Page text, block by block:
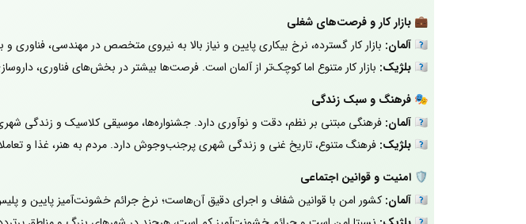
💼 بازار کار و فرصت‌های شغلی
🇩🇪 آلمان: بازار کار گسترده، نرخ بیکاری پایین و نیاز بالا به نیروی متخصص در مهندسی،
🇧🇪 بلژیک: بازار کار متنوع اما کوچک‌تر از آلمان است. فرصت‌ها بیشتر در بخش‌های فناوری،
🎭 فرهنگ و سبک زندگی
🇩🇪 آلمان: فرهنگی مبتنی بر نظم، دقت و نوآوری دارد. جشنواره‌ها، موسیقی کلاسیک و زندگی
🇧🇪 بلژیک: فرهنگ متنوع، تاریخ غنی و زندگی شهری پرجنب‌وجوش دارد. مردم به هنر، غذا و
🛡️ امنیت و قوانین اجتماعی
🇩🇪 آلمان: کشور امن با قوانین شفاف و اجرای دقیق آن‌هاست؛ نرخ جرائم خشونت‌آمیز پایین و